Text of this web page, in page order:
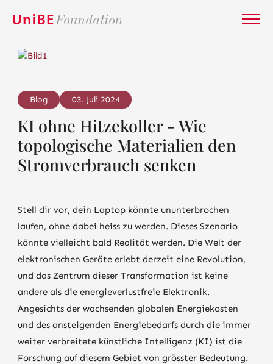
Blog 03. Juli 2024
KI ohne Hitzekoller - Wie
topologische Materialien den
Stromverbrauch senken
Stell dir vor, dein Laptop könnte ununterbrochen
laufen, ohne dabei heiss zu werden. Dieses Szenario
könnte vielleicht bald Realität werden. Die Welt der
elektronischen Geräte erlebt derzeit eine Revolution,
und das Zentrum dieser Transformation ist keine
andere als die energieverlustfreie Elektronik.
Angesichts der wachsenden globalen Energiekosten
und des ansteigenden Energiebedarfs durch die immer
weiter verbreitete künstliche Intelligenz (KI) ist die
Forschung auf diesem Gebiet von grösster Bedeutung.